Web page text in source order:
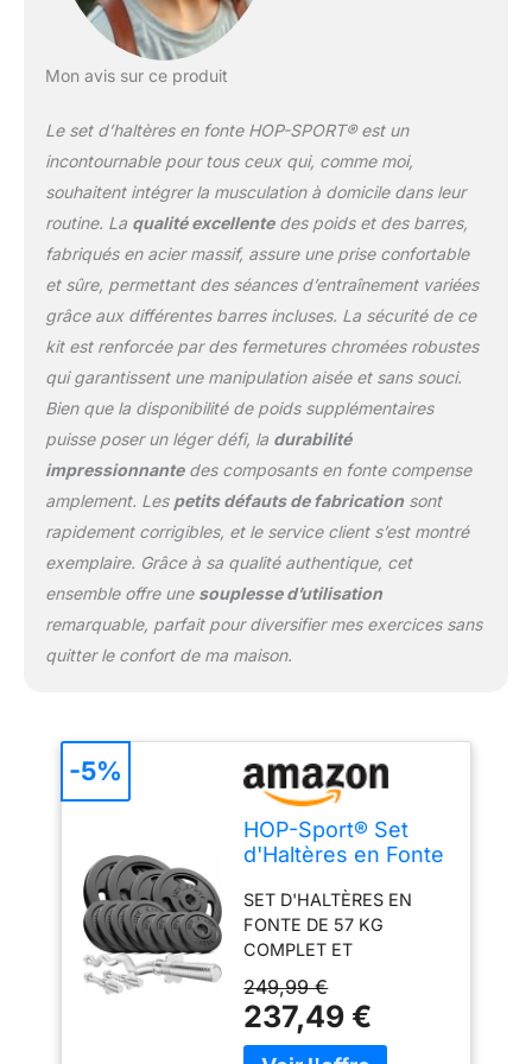
exceptionnelle, même
La barre d'haltères est
fabriquée en acier massif
chromé. Elle est dotée de
croix qui empêchent le
glissement des mains et
assurent une prise en
main confortable et
INTERCHANGEABLES
POUR UNE
PROGRESSION
OPTIMALE: Cet
permet d'ajuster
facilement les charges en
fonction de vos besoins.
Que vous soyez
débutant ou pratiquant
personnaliser vos
entraînements pour
FERMETURES À VIS
AVEC ANNEAUX EN
CAOUTCHOUC POUR
UNE SÉCURITÉ
fermetures en étoile avec
des anneaux en
caoutchouc inclus dans
ce set garantissent une
fixation ferme et
équilibrée des disques
sur les barres.
Mon avis sur ce produit
Le set d’haltères en fonte HOP-SPORT® est un
incontournable pour tous ceux qui, comme moi,
souhaitent intégrer la musculation à domicile dans leur
routine. La qualité excellentedes poids et des barres,
fabriqués en acier massif, assure une prise confortable
et sûre, permettant des séances d’entraînement variées
grâce aux différentes barres incluses. La sécurité de ce
kit est renforcée par des fermetures chromées robustes
qui garantissent une manipulation aisée et sans souci.
Bien que la disponibilité de poids supplémentaires
puisse poser un léger défi, la durabilité
impressionnantedes composants en fonte compense
amplement. Les petits défauts de fabricationsont
rapidement corrigibles, et le service client s’est montré
exemplaire. Grâce à sa qualité authentique, cet
ensemble offre une souplesse d’utilisation
remarquable, parfait pour diversifier mes exercices sans
quitter le confort de ma maison.
HOP-Sport® Set
d'Haltères en Fonte
Ensemble de
Barres SZ-Curl,
Courtes, Kit de
Disques de Poids
Ajustables pour
Musculation à
Domicile,
SET D'HALTÈRES EN
FONTE DE 57 KG
COMPLET ET
Curl-SZ 120 cm / 30 mm,
2 x barres d'haltères
courtes 40 cm, 6
249,99 €
237,49 €
-5%